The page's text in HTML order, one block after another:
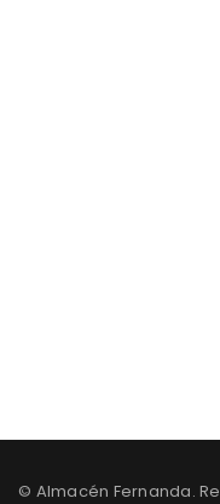
© Almacén Fernanda.